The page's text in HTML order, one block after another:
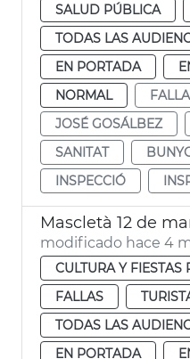
SALUD PÚBLICA
TODAS LAS
EN PORTADA
NORMAL
JOSÉ GOSÁLBEZ
SANITAT
INSPECCIÓ
Mascletà 12 de
modificado hace 4
CULTURA Y FIESTAS
FALLAS
TODAS LAS
EN PORTADA